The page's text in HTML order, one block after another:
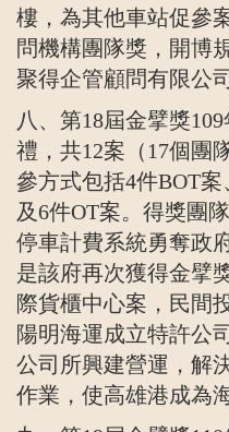
樓，為其他車站促參
問機構團隊獎，開博
聚得企管顧問有限公
八、第18屆金擘獎109
禮，共12案（17個團
參方式包括4件BOT案
及6件OT案。得獎團
停車計費系統勇奪政
是該府再次獲得金擘
際貨櫃中心案，民間
陽明海運成立特許公司
公司所興建營運，解
作業，使高雄港成為